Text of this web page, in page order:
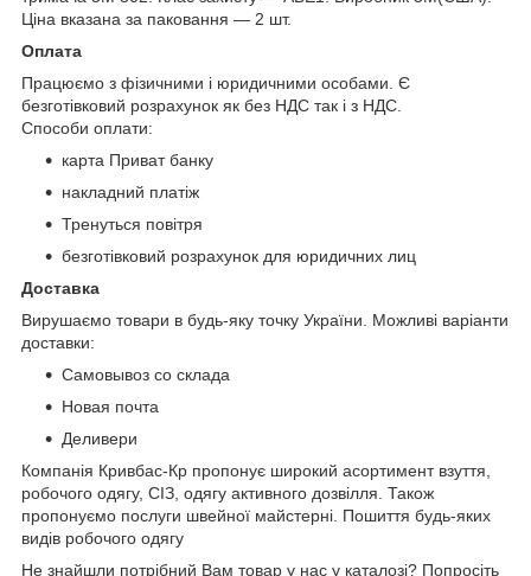
Ціна вказана за паковання — 2 шт.
Оплата
Працюємо з фізичними і юридичними особами. Є
безготівковий розрахунок як без НДС так і з НДС.
Способи оплати:
карта Приват банку
накладний платіж
Тренуться повітря
безготівковий розрахунок для юридичних лиц
Доставка
Вирушаємо товари в будь-яку точку України. Можливі варіанти
доставки:
Самовывоз со склада
Новая почта
Деливери
Компанія Кривбас-Кр пропонує широкий асортимент взуття,
робочого одягу, СІЗ, одягу активного дозвілля. Також
пропонуємо послуги швейної майстерні. Пошиття будь-яких
видів робочого одягу
Не знайшли потрібний Вам товар у нас у каталозі? Попросіть